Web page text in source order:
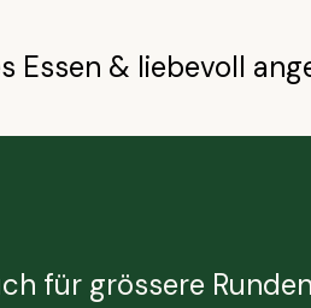
Essen & liebevoll
für grössere